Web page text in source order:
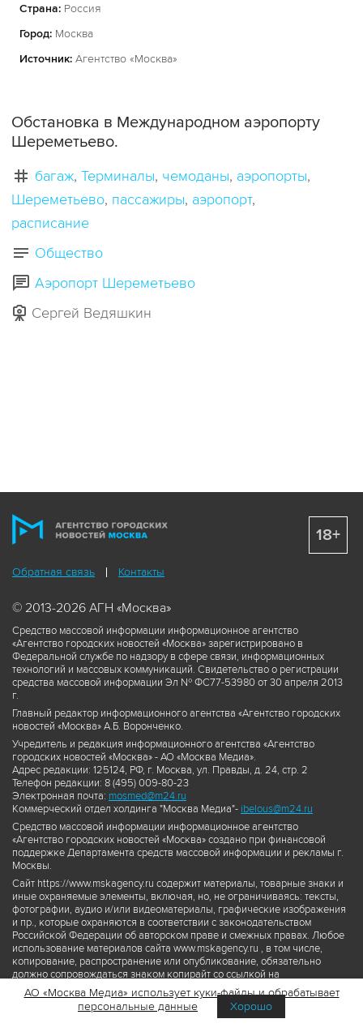
Страна: Россия
Город: Москва
Источник: Агентство «Москва»
Обстановка в Международном аэропорту
Шереметьево.
багаж Терминалы чемоданы аэропорты
Шереметьево пассажиры аэропорт
расписание
Общество
Аэропорт Шереметьево
Сергей Ведяшкин
Обратная связь Контакты
© 2013-2026 АГН «Москва»
Средство массовой информации информационное агентство
«Агентство городских новостей «Москва» зарегистрировано в
Федеральной службе по надзору в сфере связи, информационных
технологий и массовых коммуникаций. Свидетельство о регистрации
средства массовой информации Эл № ФС77-53980 от 30 апреля 2013
г.
Главный редактор информационного агентства «Агентство городских
новостей «Москва» А.Б. Воронченко.
Учредитель и редакция информационного агентства «Агентство
городских новостей «Москва» - АО «Москва Медиа».
Адрес редакции: 125124, РФ, г. Москва, ул. Правды, д. 24, стр. 2
Телефон редакции: 8 (495) 009-80-23
Электронная почта: mosmed@m24.ru
Коммерческий отдел холдинга "Москва Медиа"- ibelous@m24.ru
Средство массовой информации информационное агентство
«Агентство городских новостей «Москва» создано при финансовой
поддержке Департамента средств массовой информации и рекламы г.
Москвы.
Сайт https://www.mskagency.ru содержит материалы, товарные знаки и
иные охраняемые элементы, включая, но, не ограничиваясь: тексты,
фотографии, аудио и/или видеоматериалы, графические изображения
и пр., которые охраняются в соответствии с законодательством
Российской Федерации об авторском праве и смежных правах. Любое
использование материалов сайта www.mskagency.ru , в том числе,
копирование, распространение или опубликование, обязательно
должно сопровождаться знаком копирайт со ссылкой на
правообладателя © АО «Москва Медиа», а также гиперссылкой на сайт
www.mskagency.ru как на первоисточник информации. Переработка
материалов сайта www.mskagency.ru не допускается.
18+
АО «Москва Медиа» использует куки-файлы и обрабатывает
персональные данные
Хорошо